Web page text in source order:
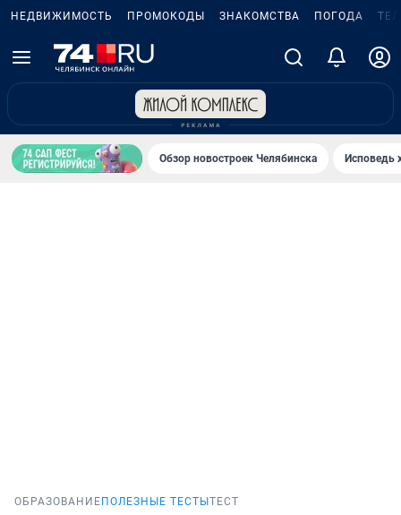
НЕДВИЖИМОСТЬ ПРОМОКОДЫ ЗНАКОМСТВА ПОГОДА
Обзор новостроек Челябинска Исповедь
ОБРАЗОВАНИЕ ПОЛЕЗНЫЕ ТЕСТЫ ТЕСТ